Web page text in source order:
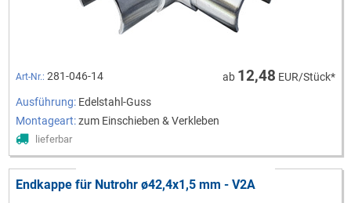
Art-Nr.: 281-046-14 ab 12,48 EUR/Stück*
Ausführung: Edelstahl-Guss
Montageart:zum Einschieben & Verkleben
lieferbar
Endkappe für Nutrohr ø42,4x1,5 mm - V2A